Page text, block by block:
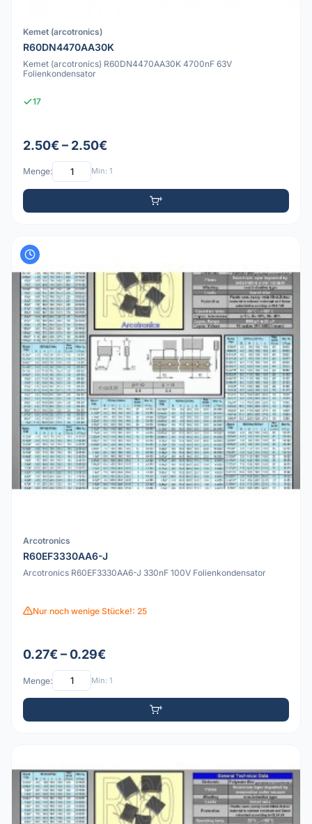
Kemet (arcotronics)
R60DN4470AA30K
Kemet (arcotronics) R60DN4470AA30K 4700nF 63V
Folienkondensator
17
2.50€ – 2.50€
Menge: Min: 1
Arcotronics
R60EF3330AA6-J
Arcotronics R60EF3330AA6-J 330nF 100V Folienkondensator
Nur noch wenige Stücke!: 25
0.27€ – 0.29€
Menge: Min: 1